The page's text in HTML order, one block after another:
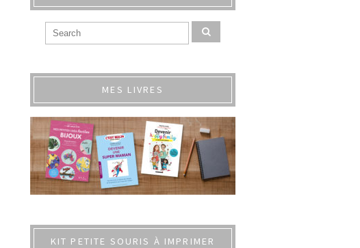
MES LIVRES
KIT PETITE SOURIS À IMPRIMER